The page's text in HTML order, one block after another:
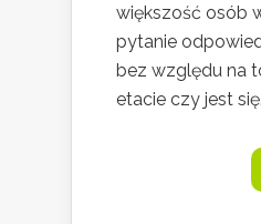
większość osób
pytanie
bez względu na
etacie czy jest